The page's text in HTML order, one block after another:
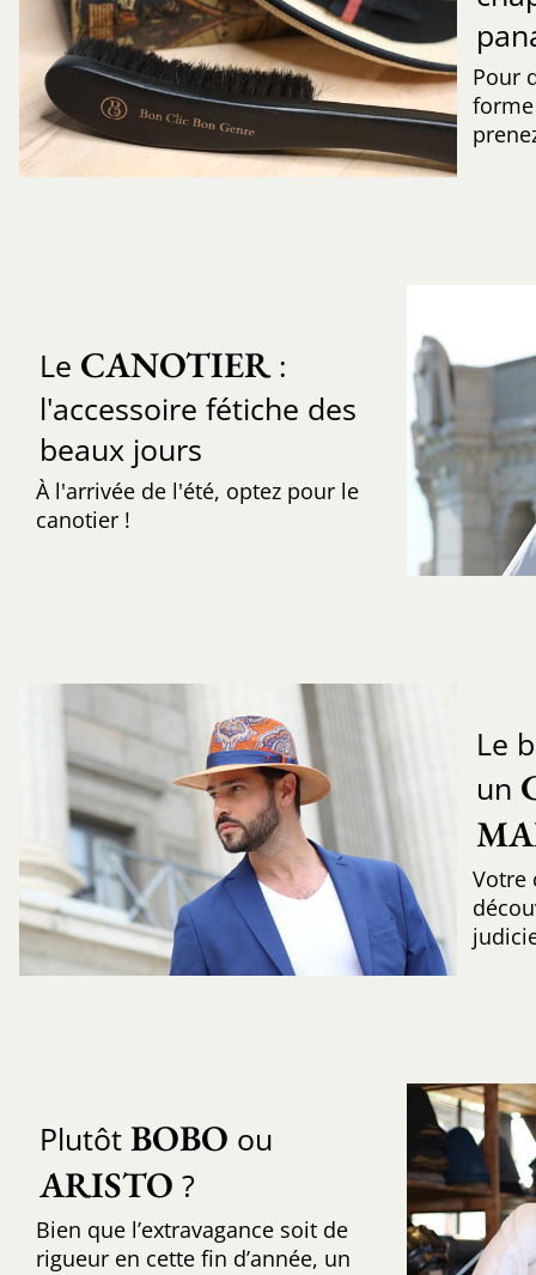
Pour
Le CANOTIER:
l'accessoire fétiche des
beaux jours
À l'arrivée de l'été, optez pour le
canotier !
Le
un
Votre
Plutôt BOBO ou
ARISTO ?
Bien que l’extravagance soit de
rigueur en cette fin d’année, un